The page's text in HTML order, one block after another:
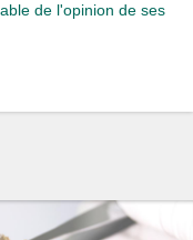
de l'opinion de ses